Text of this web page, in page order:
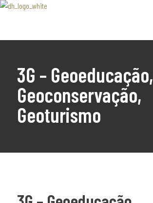
3G – Geoeducação,
Geoconservação,
Geoturismo